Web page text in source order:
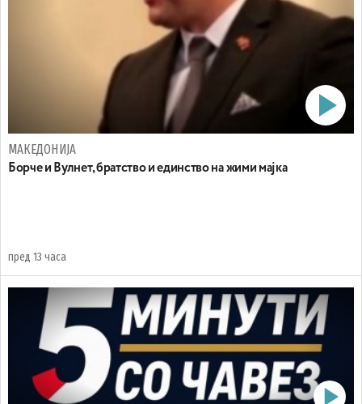
МАКЕДОНИЈА
Борче и Вулнет, братство и единство на жими мајка
пред 13 часа